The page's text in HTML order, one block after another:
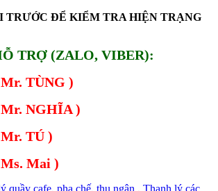
TRƯỚC ĐỂ KIỂM TRA HIỆN TRẠNG
TRỢ (ZALO, VIBER):
Mr. TÙNG )
Mr. NGHĨA )
Mr. TÚ )
Ms. Mai )
quầy cafe, pha chế, thu ngân , Thanh lý các